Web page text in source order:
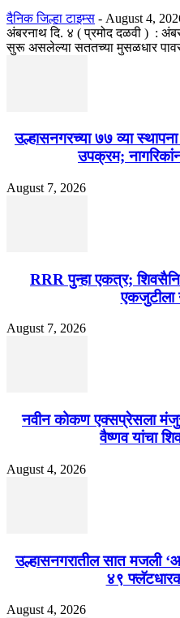
दैनिक जिल्हा टाइम्स - August 4,
अंबरनाथ दि. ४ ( प्रमोद दळवी ) :
सुरू असलेल्या सततच्या मुसळधार
उल्हासनगरच्या ७७ व्या स्थापना
उपक्रम;
August 7, 2026
RRR पुन्हा एकत्र;
एकजुटीला
August 7, 2026
नवीन कोकण एक्सप्रेसला
वैष्णव यांचा
August 4, 2026
उल्हासनगरातील सात मजली
४९
August 4, 2026